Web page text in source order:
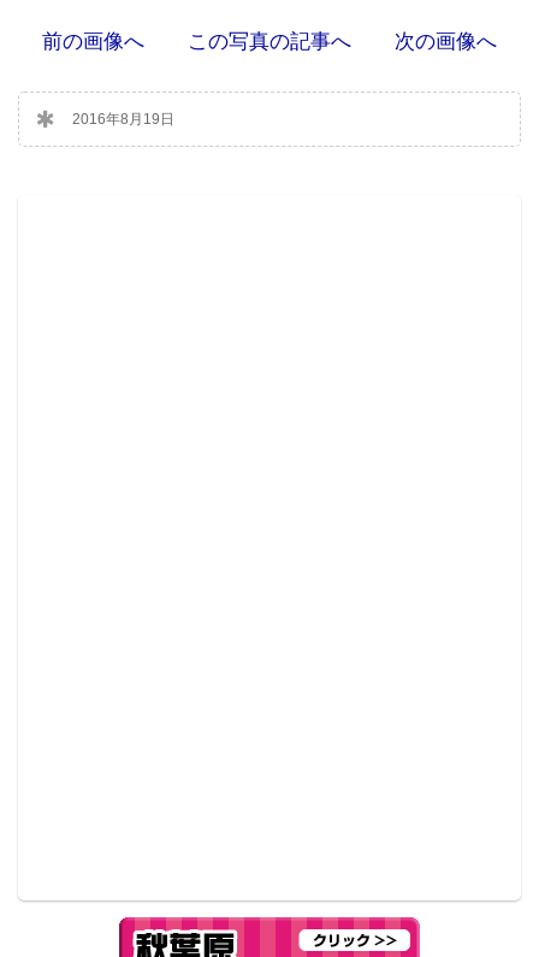
前の画像へ この写真の記事へ 次の画像へ
2016年8月19日